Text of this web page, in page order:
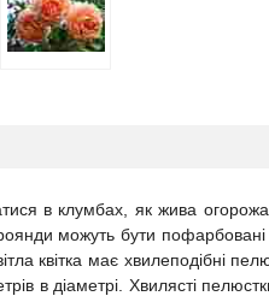
в клумбах, як жива
можуть бути пофарбовані
квітка має хвилеподібні
в діаметрі. Хвилясті